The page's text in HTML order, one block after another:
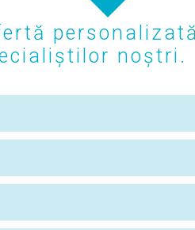
noștri.